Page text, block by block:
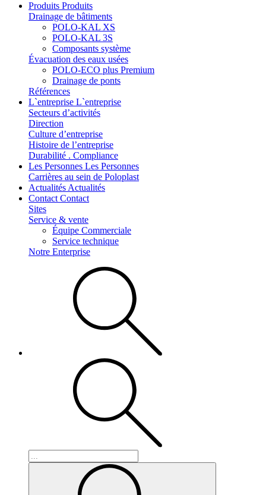
Produits Produits
Drainage de bâtiments
POLO-KAL XS
POLO-KAL 3S
Composants système
Évacuation des eaux usées
POLO-ECO plus Premium
Drainage de ponts
Références
L`entreprise L`entreprise
Secteurs d’activités
Direction
Culture d’entreprise
Histoire de l’entreprise
Durabilité . Compliance
Les Personnes Les Personnes
Carrières au sein de Poloplast
Actualités Actualités
Contact Contact
Sites
Service & vente
Équipe Commerciale
Service technique
Notre Enterprise